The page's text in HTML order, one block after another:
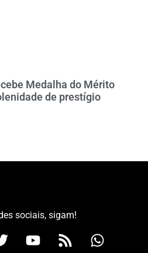
Medalha do Mérito
de prestígio
sociais, sigam!